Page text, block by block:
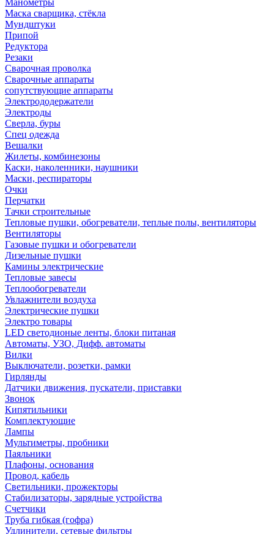
Манометры
Маска сварщика, стёкла
Мундштуки
Припой
Редуктора
Резаки
Сварочная проволка
Сварочные аппараты
сопутствующие аппараты
Электрододержатели
Электроды
Сверла, буры
Спец одежда
Вешалки
Жилеты, комбинезоны
Каски, наколенники, наушники
Маски, респираторы
Очки
Перчатки
Тачки строительные
Тепловые пушки, обогреватели, теплые полы, вентиляторы
Вентиляторы
Газовые пушки и обогреватели
Дизельные пушки
Камины электрические
Тепловые завесы
Теплообогреватели
Увлажнители воздуха
Электрические пушки
Электро товары
LED светодионые ленты, блоки питаная
Автоматы, УЗО, Дифф. автоматы
Вилки
Выключатели, розетки, рамки
Гирлянды
Датчики движения, пускатели, приставки
Звонок
Кипятильники
Комплектующие
Лампы
Мультиметры, пробники
Паяльники
Плафоны, основания
Провод, кабель
Светильники, прожекторы
Стабилизаторы, зарядные устройства
Счетчики
Труба гибкая (гофра)
Удлинители, сетевые фильтры